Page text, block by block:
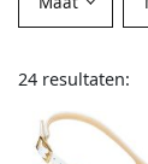
24 resultaten: